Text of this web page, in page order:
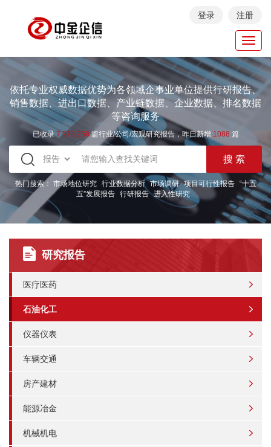
登录 注册
依托专业权威数据优势为各领域企事业单位提供行研报告、
销售数据、进出口数据、产业链数据、企业数据、排名数据
等咨询服务
已收录7.973.258篇行业/公司/宏观研究报告，昨日新增 1088 篇
热门搜索： 市场地位研究 行业数据分析 市场调研 项目可行性报告
“十五
五”发展报告 行研报告 进入性研究
研究报告
医疗医药
石油化工
仪器仪表
车辆交通
房产建材
能源冶金
机械机电